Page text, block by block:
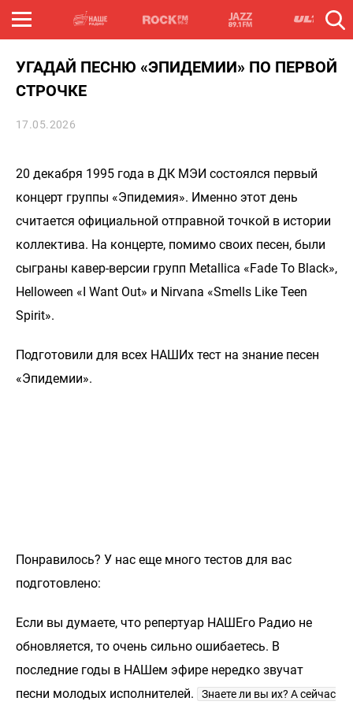
УГАДАЙ ПЕСНЮ «ЭПИДЕМИИ» ПО ПЕРВОЙ
СТРОЧКЕ
17.05.2026
20 декабря 1995 года в ДК МЭИ состоялся первый
концерт группы «Эпидемия». Именно этот день
считается официальной отправной точкой в истории
коллектива. На концерте, помимо своих песен, были
сыграны кавер-версии групп Metallica «Fade To Black»,
Helloween «I Want Out» и Nirvana «Smells Like Teen
Spirit».
Подготовили для всех НАШИх тест на знание песен
«Эпидемии».
Понравилось? У нас еще много тестов для вас
подготовлено:
Если вы думаете, что репертуар НАШЕго Радио не
обновляется, то очень сильно ошибаетесь. В
последние годы в НАШем эфире нередко звучат
песни молодых исполнителей.
Знаете ли вы их? А сейчас